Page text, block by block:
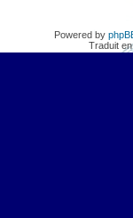
Powered by
Traduit